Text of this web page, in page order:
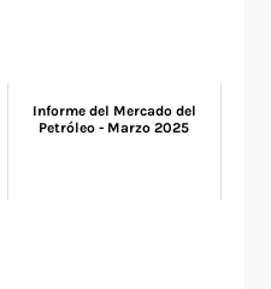
Informe del Mercado del
Petróleo - Marzo 2025